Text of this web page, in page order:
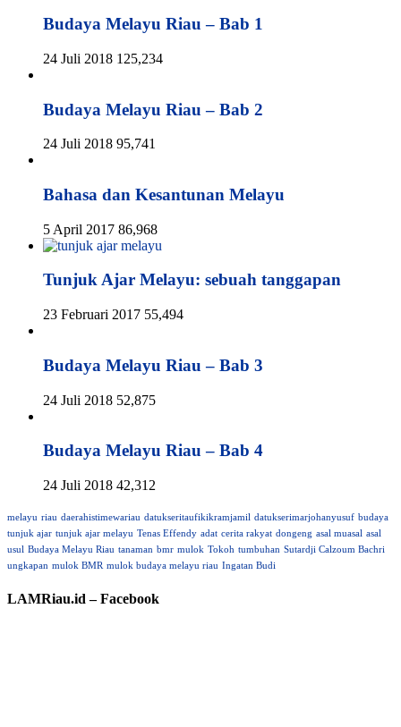
Budaya Melayu Riau – Bab 1
24 Juli 2018 125,234
Budaya Melayu Riau – Bab 2
24 Juli 2018 95,741
Bahasa dan Kesantunan Melayu
5 April 2017 86,968
Tunjuk Ajar Melayu: sebuah tanggapan
23 Februari 2017 55,494
Budaya Melayu Riau – Bab 3
24 Juli 2018 52,875
Budaya Melayu Riau – Bab 4
24 Juli 2018 42,312
melayu riau daerahistimewariau datukseritaufikikramjamil datukserimarjohanyusuf budaya
tunjuk ajar tunjuk ajar melayu Tenas Effendy adat cerita rakyat dongeng asal muasal asal
usul Budaya Melayu Riau tanaman bmr mulok Tokoh tumbuhan Sutardji Calzoum Bachri
ungkapan mulok BMR mulok budaya melayu riau Ingatan Budi
LAMRiau.id – Facebook